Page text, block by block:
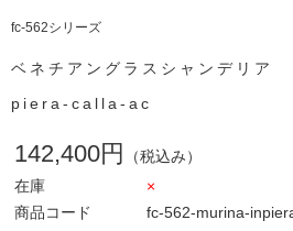
fc-562シリーズ
ベネチアングラスシャンデ
piera-calla-ac
142,400円
（税込み）
在庫
×
商品コード
fc-562-murina-